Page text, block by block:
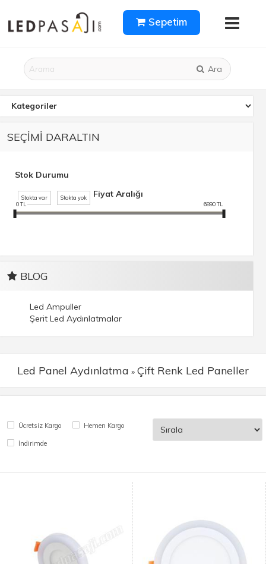
Sepetim
Ara
SEÇİMİ DARALTIN
Stok Durumu
Stokta var Stokta yok Fiyat Aralığı
0TL 6890TL
BLOG
Led Ampuller
Şerit Led Aydınlatmalar
Led Panel Aydınlatma » Çift Renk Led Paneller
Ücretsiz Kargo Hemen Kargo
İndirimde